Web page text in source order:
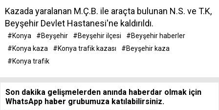
Kazada yaralanan M.Ç.B. ile araçta bulunan N.S. ve T.K,
Beyşehir Devlet Hastanesi'ne kaldırıldı.
#Konya #Beyşehir #Beyşehir ilçesi
#Beyşehir haberler
#Konya kaza
#Konya trafik kazası
#Beyşehir kaza
#Konya trafik
Son dakika gelişmelerden anında haberdar olmak için
WhatsApp haber grubumuza katılabilirsiniz.